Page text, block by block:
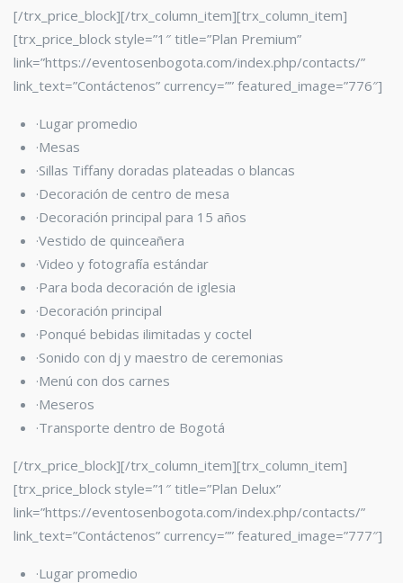
[/trx_price_block][/trx_column_item][trx_column_item]
[trx_price_block style=”1″ title=”Plan Premium”
link=”https://eventosenbogota.com/index.php/contacts/”
link_text=”Contáctenos” currency=”” featured_image=”776″]
·Lugar promedio
·Mesas
·Sillas Tiffany doradas plateadas o blancas
·Decoración de centro de mesa
·Decoración principal para 15 años
·Vestido de quinceañera
·Video y fotografía estándar
·Para boda decoración de iglesia
·Decoración principal
·Ponqué bebidas ilimitadas y coctel
·Sonido con dj y maestro de ceremonias
·Menú con dos carnes
·Meseros
·Transporte dentro de Bogotá
[/trx_price_block][/trx_column_item][trx_column_item]
[trx_price_block style=”1″ title=”Plan Delux”
link=”https://eventosenbogota.com/index.php/contacts/”
link_text=”Contáctenos” currency=”” featured_image=”777″]
·Lugar promedio